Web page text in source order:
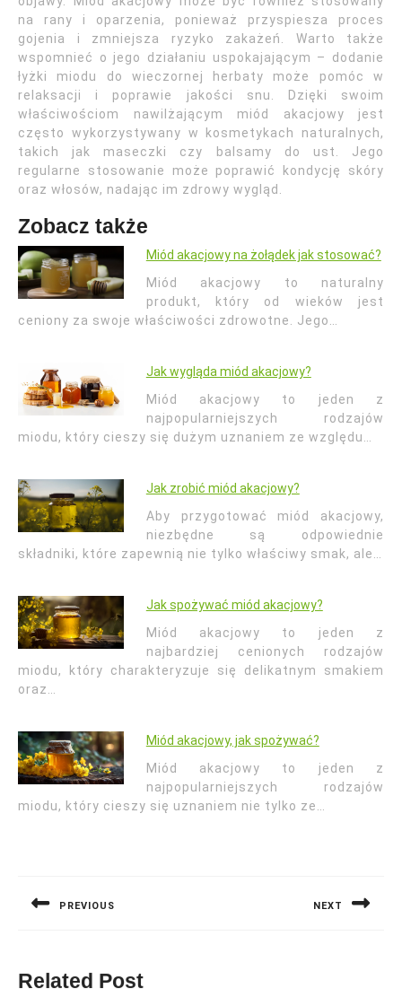
na rany i oparzenia, ponieważ przyspiesza proces
gojenia i zmniejsza ryzyko zakażeń. Warto także
wspomnieć o jego działaniu uspokajającym – dodanie
łyżki miodu do wieczornej herbaty może pomóc w
relaksacji i poprawie jakości snu. Dzięki swoim
właściwościom nawilżającym miód akacjowy jest
często wykorzystywany w kosmetykach naturalnych,
takich jak maseczki czy balsamy do ust. Jego
regularne stosowanie może poprawić kondycję skóry
oraz włosów, nadając im zdrowy wygląd.
Zobacz także
Miód akacjowy na żołądek jak stosować?
Miód akacjowy to naturalny
produkt, który od wieków jest
ceniony za swoje właściwości zdrowotne. Jego…
Jak wygląda miód akacjowy?
Miód akacjowy to jeden z
najpopularniejszych rodzajów
miodu, który cieszy się dużym uznaniem ze względu…
Jak zrobić miód akacjowy?
Aby przygotować miód akacjowy,
niezbędne są odpowiednie
składniki, które zapewnią nie tylko właściwy smak, ale…
Jak spożywać miód akacjowy?
Miód akacjowy to jeden z
najbardziej cenionych rodzajów
miodu, który charakteryzuje się delikatnym smakiem
oraz…
Miód akacjowy, jak spożywać?
Miód akacjowy to jeden z
najpopularniejszych rodzajów
miodu, który cieszy się uznaniem nie tylko ze…
PREVIOUS NEXT
Related Post